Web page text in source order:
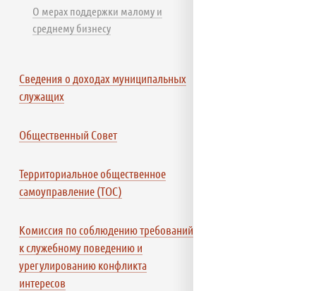
О мерах поддержки малому и
среднему бизнесу
Сведения о доходах муниципальных
служащих
Общественный Совет
Территориальное общественное
самоуправление (ТОС)
Комиссия по соблюдению требований
к служебному поведению и
урегулированию конфликта
интересов